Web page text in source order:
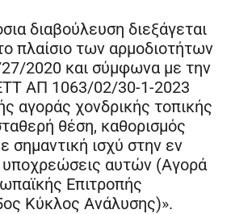
διαβούλευση διεξάγεται
πλαίσιο των αρμοδιοτήτων
2020 και σύμφωνα με την
ΑΠ 1063/02/30-1-2023
αγοράς χονδρικής τοπικής
θέση, καθορισμός
σημαντική ισχύ στην εν
αυτών (Αγορά
Επιτροπής
Κύκλος Ανάλυσης)».